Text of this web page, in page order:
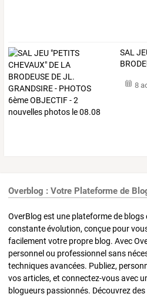
SAL
8
Overblog : Votre Plateforme de
OverBlog est une plateforme de blogs
constante évolution, conçue pour
facilement votre propre blog. Avec
personnel ou professionnel sans
techniques avancées. Publiez,
vos articles, et connectez-vous avec
blogueurs passionnés. Découvrez